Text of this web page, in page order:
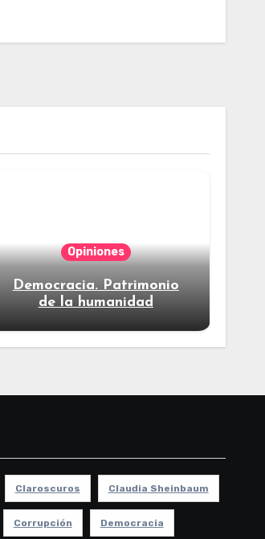
Opiniones
Democracia. Patrimonio
de la humanidad
Claroscuros Claudia Sheinbaum
Corrupción Democracia